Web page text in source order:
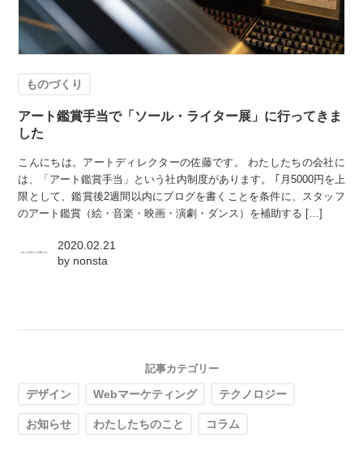
ものづくり
アート鑑賞手当で「ソール・ライター展」に行ってきま
した
こんにちは。アートディレクターの佐藤です。 わたしたちの会社に
は、「アート鑑賞手当」という社内制度があります。 ｢月5000円を上
限として、鑑賞後2週間以内にブログを書くことを条件に、スタッフ
のアート鑑賞（絵・音楽・映画・演劇・ダンス）を補助する […]
2020.02.21
by nonsta
記事カテゴリー
デザイン Webマーケティング テクノロジー
お知らせ わたしたちのこと コラム